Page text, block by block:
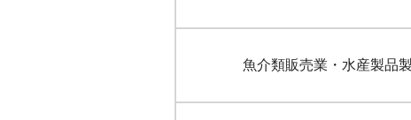
魚介類販売業・水産製品